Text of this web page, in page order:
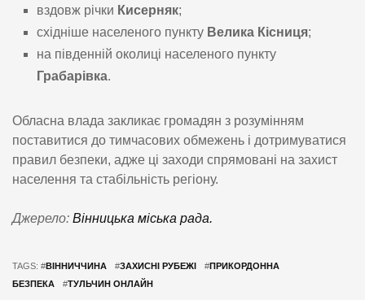
вздовж річки Кисерняк;
східніше населеного пункту Велика Кісниця;
на південній околиці населеного пункту
Грабарівка.
Обласна влада закликає громадян з розумінням
поставитися до тимчасових обмежень і дотримуватися
правил безпеки, адже ці заходи спрямовані на захист
населення та стабільність регіону.
Джерело: Вінницька міська рада.
TAGS: #ВІННИЧЧИНА #ЗАХИСНІ РУБЕЖІ #ПРИКОРДОННА
БЕЗПЕКА
#ТУЛЬЧИН ОНЛАЙН